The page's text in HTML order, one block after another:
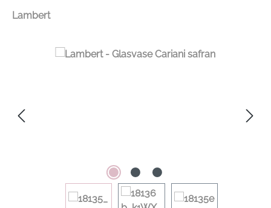
Lambert